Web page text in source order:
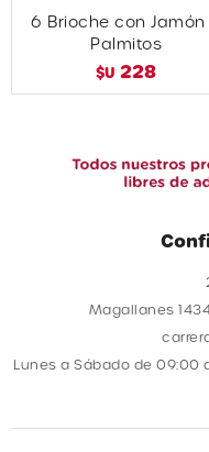
6 Brioche con Jamón
Palmitos
$U 228
Magallanes
Lunes a Sábado de 09:00